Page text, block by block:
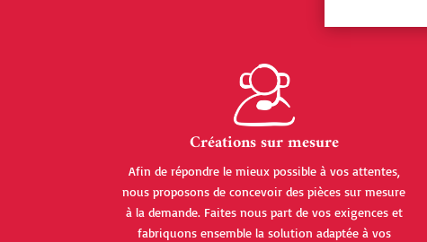
Créations sur mesure
Afin de répondre le mieux possible à vos attentes,
nous proposons de concevoir des pièces sur mesure
à la demande. Faites nous part de vos exigences et
fabriquons ensemble la solution adaptée à vos